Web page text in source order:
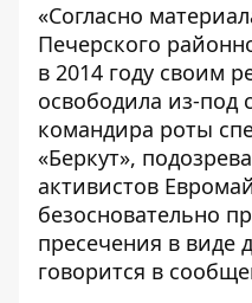
«Согласно
Печерского
в 2014 году своим
освободила из-под
командира роты
«Беркут»,
активистов
безосновательно
пресечения в виде
говорится в